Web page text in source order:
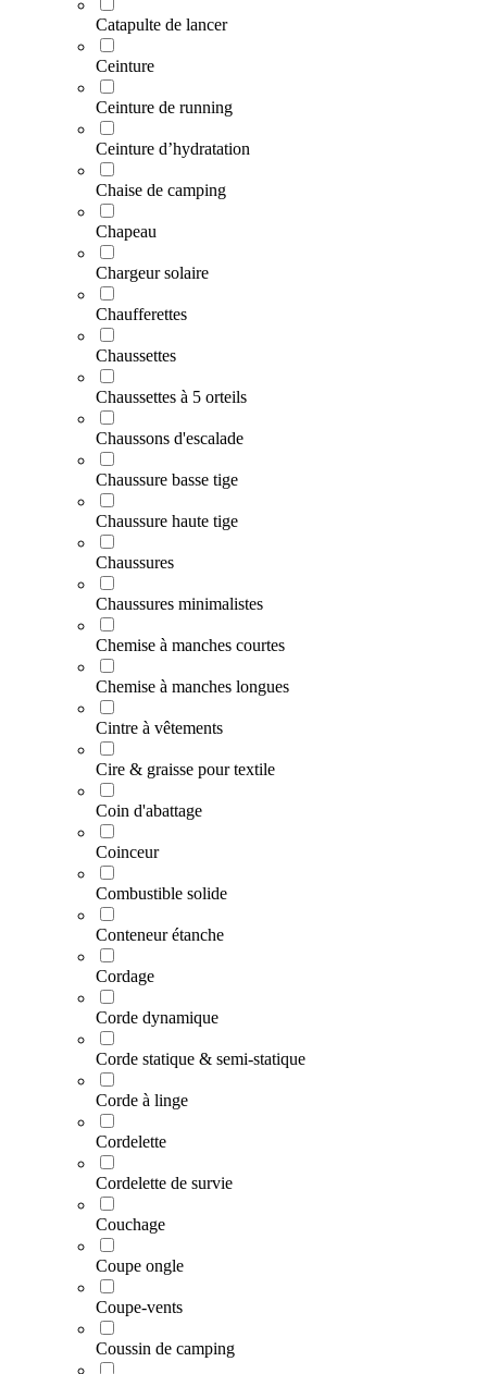
Catapulte de lancer
Ceinture
Ceinture de running
Ceinture d’hydratation
Chaise de camping
Chapeau
Chargeur solaire
Chaufferettes
Chaussettes
Chaussettes à 5 orteils
Chaussons d'escalade
Chaussure basse tige
Chaussure haute tige
Chaussures
Chaussures minimalistes
Chemise à manches courtes
Chemise à manches longues
Cintre à vêtements
Cire & graisse pour textile
Coin d'abattage
Coinceur
Combustible solide
Conteneur étanche
Cordage
Corde dynamique
Corde statique & semi-statique
Corde à linge
Cordelette
Cordelette de survie
Couchage
Coupe ongle
Coupe-vents
Coussin de camping